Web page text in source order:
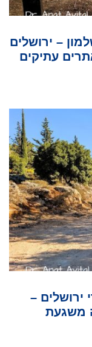
– ירושלים
עתיקים
–
משגעת